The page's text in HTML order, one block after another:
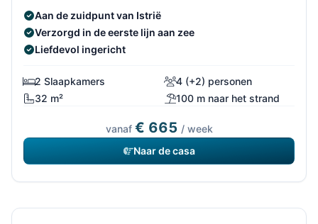
Aan de zuidpunt van Istrië
Verzorgd in de eerste lijn aan zee
Liefdevol ingericht
2 Slaapkamers
4 (+2) personen
32 m²
100 m naar het strand
vanaf € 665 / week
Naar de casa